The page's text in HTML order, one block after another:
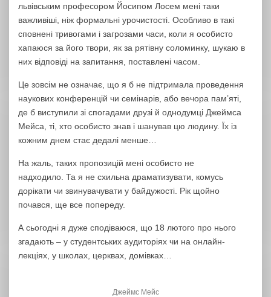
львівським професором Йосипом Лосем мені таки
важливіші, ніж формальні урочистості. Особливо в такі
сповнені тривогами і загрозами часи, коли я особисто
хапаюся за його твори, як за рятівну соломинку, шукаю в
них відповіді на запитання, поставлені часом.
Це зовсім не означає, що я б не підтримала проведення
наукових конференцій чи семінарів, або вечора пам’яті,
де б виступили зі спогадами друзі й однодумці Джеймса
Мейса, ті, хто особисто знав і шанував цю людину. Їх із
кожним днем стає дедалі менше…
На жаль, таких пропозицій мені особисто не
надходило. Та я не схильна драматизувати, комусь
дорікати чи звинувачувати у байдужості. Рік щойно
почався, ще все попереду.
А сьогодні я дуже сподіваюся, що 18 лютого про нього
згадають – у студентських аудиторіях чи на онлайн-
лекціях, у школах, церквах, домівках…
Джеймс Мейс